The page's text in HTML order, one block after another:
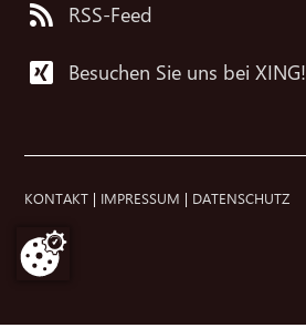
RSS-Feed
Besuchen Sie uns bei XING!
KONTAKT | IMPRESSUM | DATENSCHUTZ